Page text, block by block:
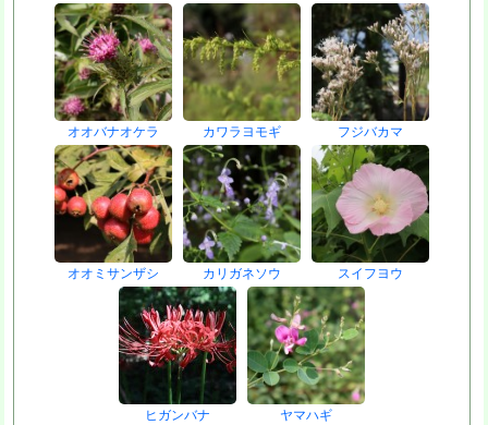
オオバナオケラ カワラヨモギ フジバカマ
オオミサンザシ カリガネソウ スイフヨウ
ヒガンバナ ヤマハギ